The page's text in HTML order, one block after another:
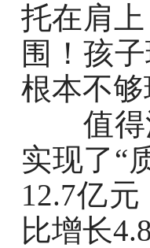
托在肩
围！孩
根本不
值得注
实现了“
12.7亿
比增长